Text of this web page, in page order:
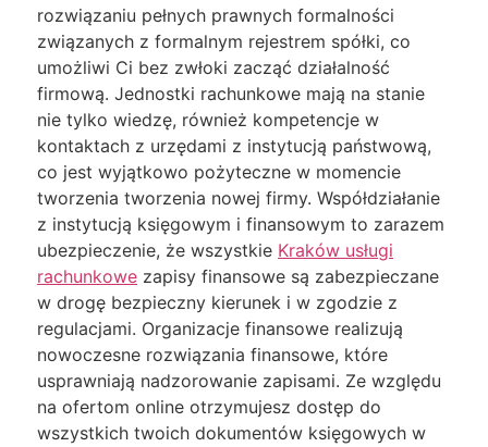
rozwiązaniu pełnych prawnych formalności
związanych z formalnym rejestrem spółki, co
umożliwi Ci bez zwłoki zacząć działalność
firmową. Jednostki rachunkowe mają na stanie
nie tylko wiedzę, również kompetencje w
kontaktach z urzędami z instytucją państwową,
co jest wyjątkowo pożyteczne w momencie
tworzenia tworzenia nowej firmy. Współdziałanie
z instytucją księgowym i finansowym to zarazem
ubezpieczenie, że wszystkie Kraków usługi
rachunkowe zapisy finansowe są zabezpieczane
w drogę bezpieczny kierunek i w zgodzie z
regulacjami. Organizacje finansowe realizują
nowoczesne rozwiązania finansowe, które
usprawniają nadzorowanie zapisami. Ze względu
na ofertom online otrzymujesz dostęp do
wszystkich twoich dokumentów księgowych w